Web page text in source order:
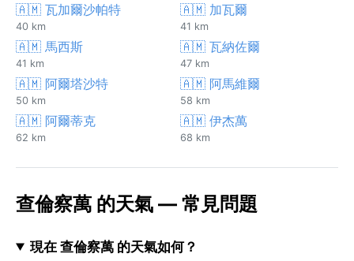
🇦🇲 瓦加爾沙帕特
40 km
🇦🇲 加瓦爾
41 km
🇦🇲 馬西斯
41 km
🇦🇲 瓦納佐爾
47 km
🇦🇲 阿爾塔沙特
50 km
🇦🇲 阿馬維爾
58 km
🇦🇲 阿爾蒂克
62 km
🇦🇲 伊杰萬
68 km
查倫察萬 的天氣 — 常見問題
現在 查倫察萬 的天氣如何？